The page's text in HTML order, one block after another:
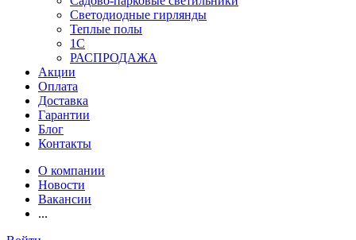
Светодиодные гирлянды
Теплые полы
1С
РАСПРОДАЖА
Акции
Оплата
Доставка
Гарантии
Блог
Контакты
О компании
Новости
Вакансии
...